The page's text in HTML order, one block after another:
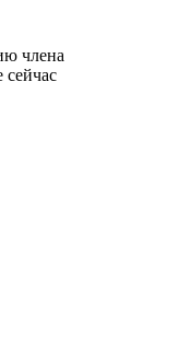
члена
сейчас